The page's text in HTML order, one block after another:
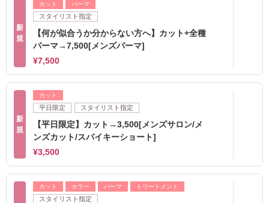
新
規
カット パーマ
スタイリスト指定
【何が似合うか分からない方へ】カット+全種
パーマ→7,500[メンズパーマ]
¥7,500
新
規
カット
平日限定 スタイリスト指定
【平日限定】カット→3,500[メンズサロン/メ
ンズカット/スパイキーショート]
¥3,500
カット カラー パーマ トリートメント
スタイリスト指定